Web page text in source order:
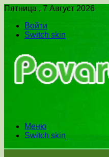
Пятница , 7 Август 2026
Войти
Switch skin
Меню
Switch skin